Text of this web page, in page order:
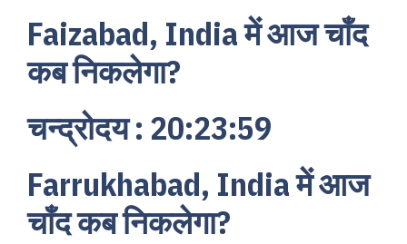
Faizabad, India में आज चाँद
कब निकलेगा?
चन्द्रोदय : 20:23:59
Farrukhabad, India में आज
चाँद कब निकलेगा?